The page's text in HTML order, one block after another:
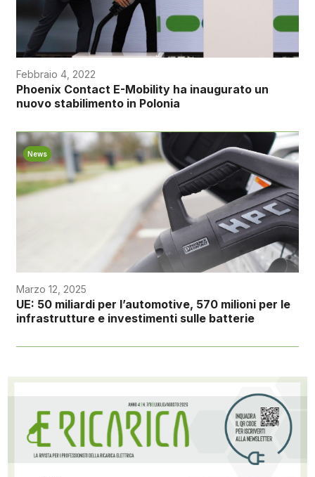
Febbraio 4, 2022
Phoenix Contact E-Mobility ha inaugurato un
nuovo stabilimento in Polonia
News
Marzo 12, 2025
UE: 50 miliardi per l’automotive, 570 milioni per le
infrastrutture e investimenti sulle batterie